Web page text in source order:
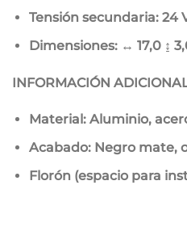
Tensión secundaria: 24
Dimensiones: ↔ 17,0 ↨
INFORMACIÓN
Material: Aluminio,
Acabado: Negro mate,
Florón (espacio para